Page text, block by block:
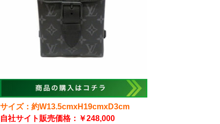
サイズ：約W13.5cmxH19cmxD3cm
自社サイト販売価格：￥248,000